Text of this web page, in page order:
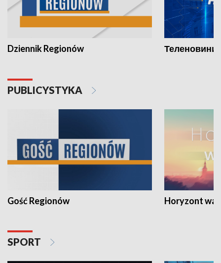
Dziennik Regionów Теленовини
PUBLICYSTYKA
Gość Regionów Horyzont
SPORT